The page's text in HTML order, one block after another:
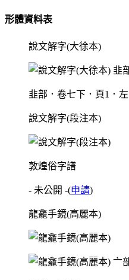
形體資料表
說文解字(大徐本)
韭部．卷七下．頁1．左
說文解字(段注本)
敦煌俗字譜
- 未公開 -(申請)
龍龕手鏡(高麗本)